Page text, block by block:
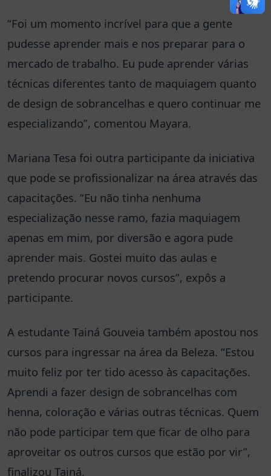
“Foi um momento incrível para que a gente
pudesse aprender mais e nos preparar para o
mercado de trabalho. Eu pude aprender várias
técnicas diferentes tanto de maquiagem quanto
de design de sobrancelhas e quero continuar me
especializando”, comentou Mayara.
Mariana Tesa foi outra participante da iniciativa
que pode se profissionalizar na área através das
capacitações. “Eu não tinha nenhuma
especialização nesse ramo, fazia maquiagem
apenas em mim, por diversão e agora pude
aprender mais. Gostei muito das aulas e
pretendo procurar novos cursos”, expôs a
participante.
A estudante Tainá Gouveia também apostou nos
cursos para ingressar na área da Beleza. “Estou
muito feliz por ter tido acesso às capacitações.
Aprendi a fazer design de sobrancelhas com
henna, coloração e várias outras técnicas. Quem
não pode participar tem que ficar de olho para
aproveitar os outros cursos que estão por vir”,
finalizou Tainá.